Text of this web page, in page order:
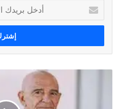
بريدك
الإلكتروني